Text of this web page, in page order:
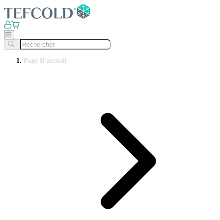
Page D'accueil